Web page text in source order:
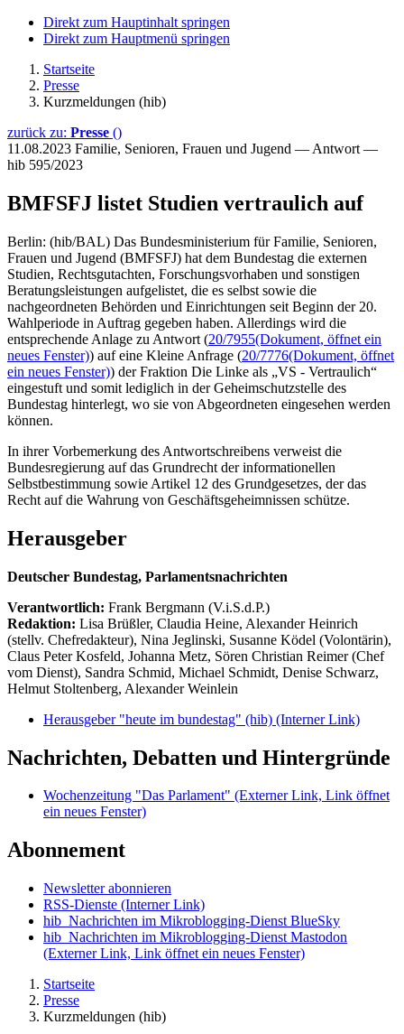
Direkt zum Hauptinhalt springen
Direkt zum Hauptmenü springen
Startseite
Presse
Kurzmeldungen (hib)
zurück zu: Presse ()
11.08.2023 Familie, Senioren, Frauen und Jugend — Antwort —
hib 595/2023
BMFSFJ listet Studien vertraulich auf
Berlin: (hib/BAL) Das Bundesministerium für Familie, Senioren,
Frauen und Jugend (BMFSFJ) hat dem Bundestag die externen
Studien, Rechtsgutachten, Forschungsvorhaben und sonstigen
Beratungsleistungen aufgelistet, die es selbst sowie die
nachgeordneten Behörden und Einrichtungen seit Beginn der 20.
Wahlperiode in Auftrag gegeben haben. Allerdings wird die
entsprechende Anlage zu Antwort (20/7955(Dokument, öffnet ein
neues Fenster)) auf eine Kleine Anfrage (20/7776(Dokument, öffnet
ein neues Fenster)) der Fraktion Die Linke als „VS - Vertraulich“
eingestuft und somit lediglich in der Geheimschutzstelle des
Bundestag hinterlegt, wo sie von Abgeordneten eingesehen werden
können.
In ihrer Vorbemerkung des Antwortschreibens verweist die
Bundesregierung auf das Grundrecht der informationellen
Selbstbestimmung sowie Artikel 12 des Grundgesetzes, der das
Recht auf die Wahrung von Geschäftsgeheimnissen schütze.
Herausgeber
Deutscher Bundestag, Parlamentsnachrichten
Verantwortlich: Frank Bergmann (V.i.S.d.P.)
Redaktion: Lisa Brüßler, Claudia Heine, Alexander Heinrich
(stellv. Chefredakteur), Nina Jeglinski, Susanne Ködel (Volontärin),
Claus Peter Kosfeld, Johanna Metz, Sören Christian Reimer (Chef
vom Dienst), Sandra Schmid, Michael Schmidt, Denise Schwarz,
Helmut Stoltenberg, Alexander Weinlein
Herausgeber "heute im bundestag" (hib) (Interner Link)
Nachrichten, Debatten und Hintergründe
Wochenzeitung "Das Parlament" (Externer Link, Link öffnet
ein neues Fenster)
Abonnement
Newsletter abonnieren
RSS-Dienste (Interner Link)
hib_Nachrichten im Mikroblogging-Dienst BlueSky
hib_Nachrichten im Mikroblogging-Dienst Mastodon
(Externer Link, Link öffnet ein neues Fenster)
Startseite
Presse
Kurzmeldungen (hib)